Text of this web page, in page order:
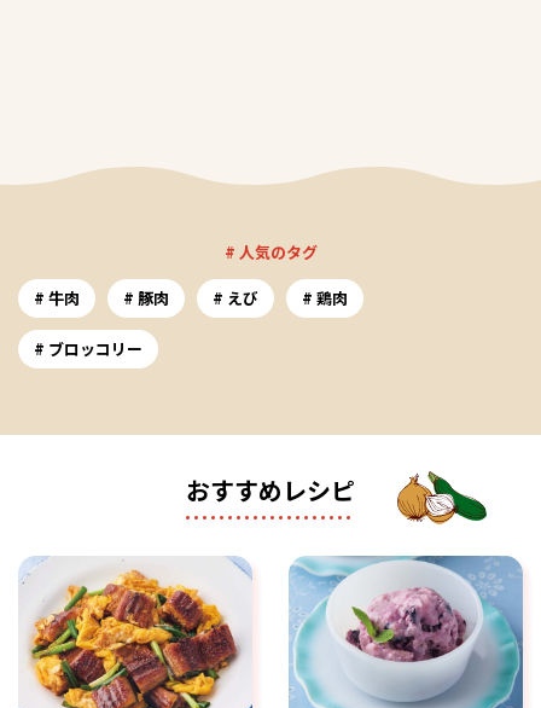
# 人気のタグ
牛肉
豚肉 えび 鶏肉
ブロッコリー
おすすめレシピ